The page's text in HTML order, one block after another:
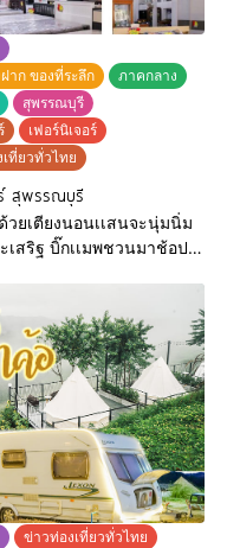
าก ของที่ระลึก
ภาคกลาง
สุพรรณบุรี
เฟอร์นิเจอร์
ที่ยวทั่วไทย
สุพรรณบุรี
เตียงนอนเเสนจะนุ่มนิ่ม
สริฐ บิ๊กเเมพชวนมาช้อปที่
ยอะไม่มีเวลาพักผ่อน ได้มี
ดเพียงเตียง
งสองชั้น ตู้เสื้อผ้า ชั้นวาง
บประทานอาหาร ที่นอน
เละมีอีกมากมายให้เพื่อนๆ
นอย่างมีความ
ข่าวท่องเที่ยวทั่วไทย